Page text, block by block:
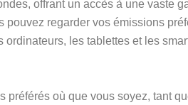
offrant un accès à une vaste
regarder vos émissions
les tablettes et les
préférés où que vous soyez, tant